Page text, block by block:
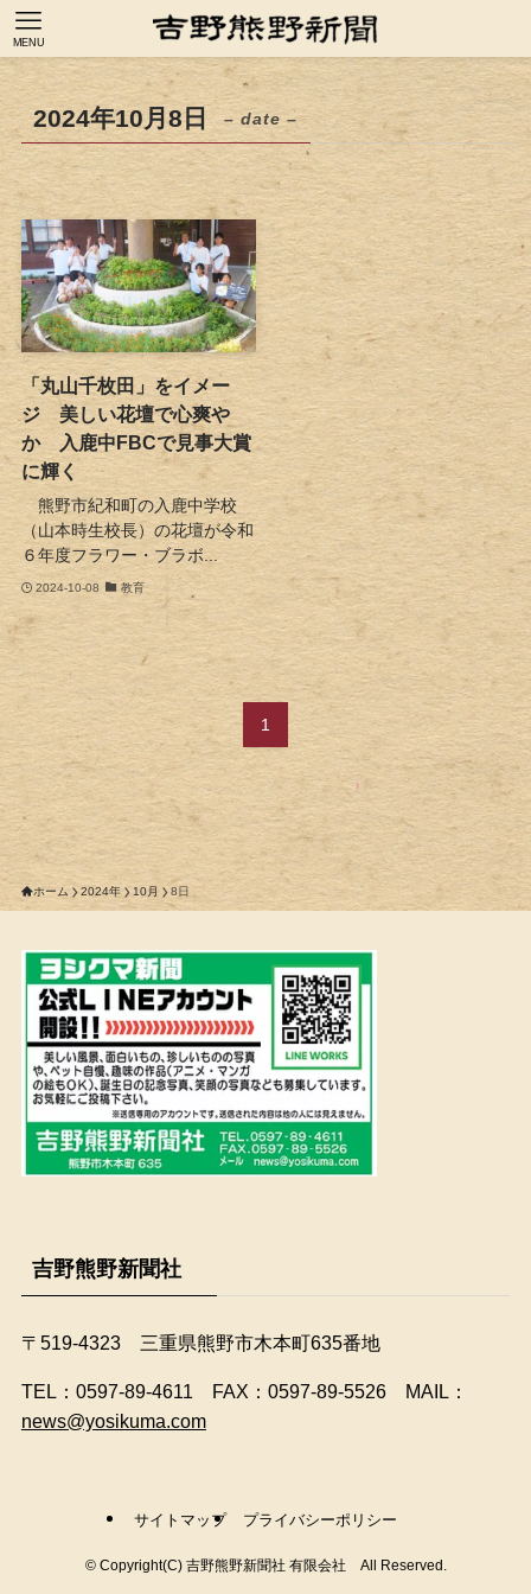
MENU
2024年10月8日 – date –
「丸山千枚田」をイメー
ジ 美しい花壇で心爽や
か 入鹿中FBCで見事大賞
に輝く
熊野市紀和町の入鹿中学校
（山本時生校長）の花壇が令和
６年度フラワー・ブラボ...
2024-10-08 教育
1
ホーム 2024年 10月 8日
吉野熊野新聞社
〒519-4323 三重県熊野市木本町635番地
​TEL：0597-89-4611 FAX：0597-89-5526 MAIL：
news@yosikuma.com
サイトマップ プライバシーポリシー
©Copyright(C) 吉野熊野新聞社 有限会社 All Reserved.